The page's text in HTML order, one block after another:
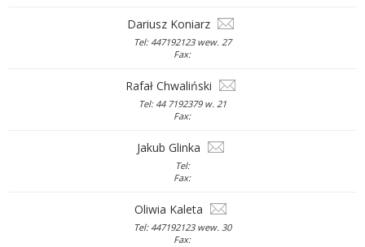
Dariusz Koniarz
Tel: 447192123 wew. 27
Fax:
Rafał Chwaliński
Tel: 44 7192379 w. 21
Fax:
Jakub Glinka
Tel:
Fax:
Oliwia Kaleta
Tel: 447192123 wew. 30
Fax: